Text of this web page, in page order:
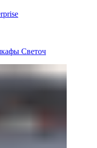
Светоч